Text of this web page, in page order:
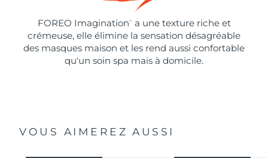
FOREO Imagination ™
a une texture riche et
crémeuse, elle élimine la sensation désagréable
des masques maison et les rend aussi confortable
qu'un soin spa mais à domicile.
VOUS AIMEREZ AUSSI